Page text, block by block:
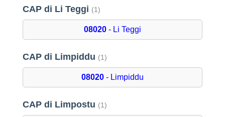
CAP di Li Teggi (1)
08020- Li Teggi
CAP di Limpiddu (1)
08020- Limpiddu
CAP di Limpostu (1)